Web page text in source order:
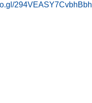
294VEASY7CvbhBbh